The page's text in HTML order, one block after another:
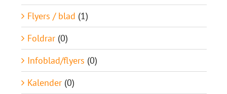
Flyers / blad (1)
Foldrar (0)
Infoblad/flyers (0)
Kalender (0)